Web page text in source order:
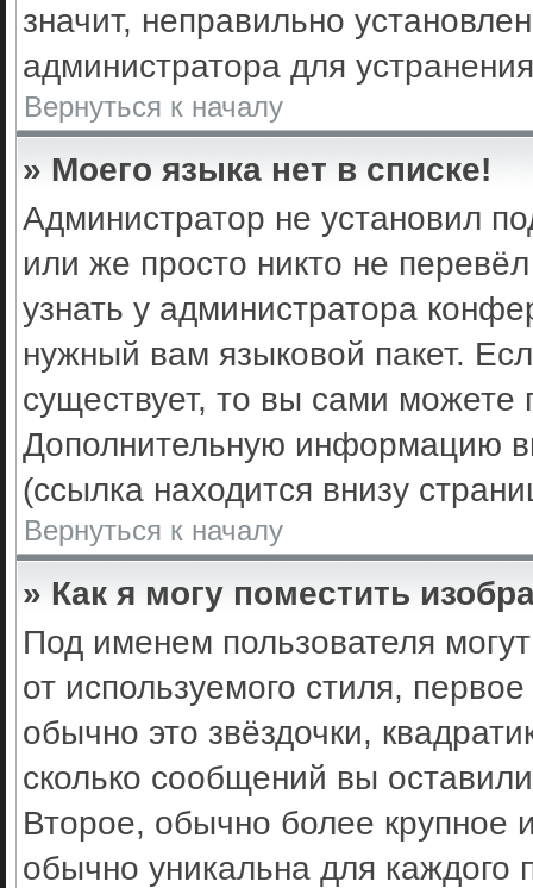
значит, неправильно
администратора для
Вернуться к началу
» Моего языка нет в списке!
Администратор не установил
или же просто никто не
узнать у администратора
нужный вам языковой пакет.
существует, то вы сами можете
Дополнительную информацию
(ссылка находится внизу
Вернуться к началу
» Как я могу поместить
Под именем пользователя
от используемого стиля,
обычно это звёздочки,
сколько сообщений вы
Второе, обычно более крупное
обычно уникальна для каждого